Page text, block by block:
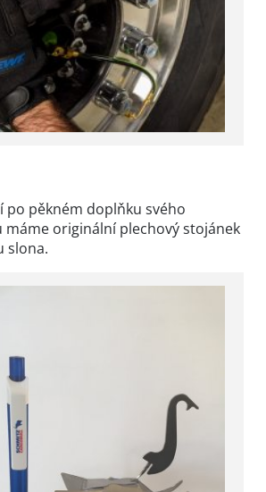
po pěkném doplňku svého
originální plechový stojánek
slona.